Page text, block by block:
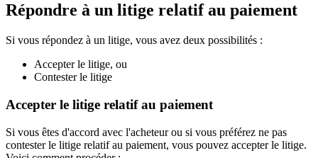
Répondre à un litige relatif au paiement
Si vous répondez à un litige, vous avez deux possibilités :
Accepter le litige, ou
Contester le litige
Accepter le litige relatif au paiement
Si vous êtes d'accord avec l'acheteur ou si vous préférez ne pas
contester le litige relatif au paiement, vous pouvez accepter le litige.